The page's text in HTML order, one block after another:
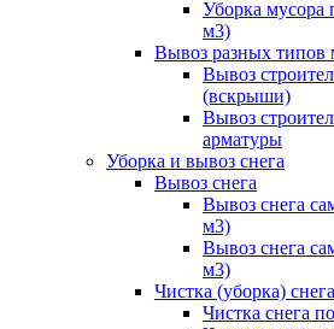
Уборка мусора
м3)
Вывоз разных типов
Вывоз
(вскрыши)
Вывоз
арматуры
Уборка и вывоз снега
Вывоз снега
Вывоз снега
м3)
Вывоз снега
м3)
Чистка (уборка) снега
Чистка снега